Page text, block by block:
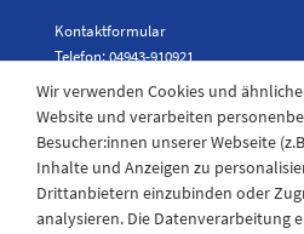
Kontaktformular
Telefon: 04943-910921
Laden Öffnungszeiten
Montag - Freitag
08:30 - 12:30 und 13.00 - 17.30 Uhr
Wir verwenden Cookies und
Website und verarbeiten
Besucher:innen unserer Webseite
Inhalte und Anzeigen zu
Drittanbietern einzubinden oder
analysieren. Die Datenverarbeitung